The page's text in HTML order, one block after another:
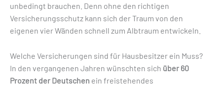
unbedingt brauchen. Denn ohne den richtigen
Versicherungsschutz kann sich der Traum von den
eigenen vier Wänden schnell zum Albtraum entwickeln.
Welche Versicherungen sind für Hausbesitzer ein Muss?
In den vergangenen Jahren wünschten sich über 60
Prozent der Deutschen ein freistehendes